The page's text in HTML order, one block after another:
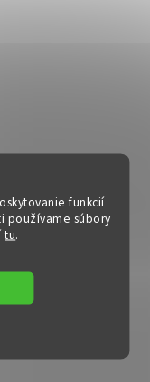
funkcií
používame súbory
tu.
- ELLIE8,
cm, 0,8 mm
€13